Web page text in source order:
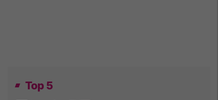
Top 5